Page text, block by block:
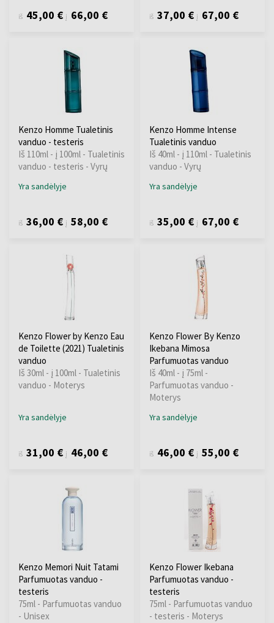
iš 45,00 € į 66,00 € iš 37,00 € į 67,00 €
Kenzo Homme Tualetinis
vanduo - testeris
Iš 110ml - į 100ml - Tualetinis
vanduo - testeris - Vyrų
Yra sandėlyje
iš 36,00 € į 58,00 €
Kenzo Homme Intense
Tualetinis vanduo
Iš 40ml - į 110ml - Tualetinis
vanduo - Vyrų
Yra sandėlyje
iš 35,00 € į 67,00 €
Kenzo Flower by Kenzo Eau
de Toilette (2021) Tualetinis
vanduo
Iš 30ml - į 100ml - Tualetinis
vanduo - Moterys
Yra sandėlyje
iš 31,00 € į 46,00 €
Kenzo Flower By Kenzo
Ikebana Mimosa
Parfumuotas vanduo
Iš 40ml - į 75ml -
Parfumuotas vanduo -
Moterys
Yra sandėlyje
iš 46,00 € į 55,00 €
Kenzo Memori Nuit Tatami
Parfumuotas vanduo -
testeris
75ml - Parfumuotas vanduo
- Unisex
Kenzo Flower Ikebana
Parfumuotas vanduo -
testeris
75ml - Parfumuotas vanduo
- testeris - Moterys